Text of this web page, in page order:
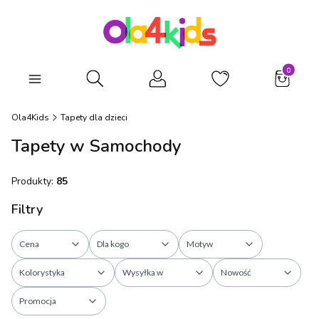
Otwórz wyszukiwarkę
Ola4Kids Tapety dla dzieci
Tapety w Samochody
Produkty: 85
Filtry
Cena Dla kogo Motyw
Kolorystyka Wysyłka w Nowość
Promocja